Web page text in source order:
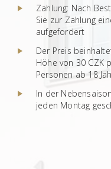
Zahlung: Nach
Sie zur Zahlung
aufgefordert
Der Preis
Höhe von 30 CZK
Personen ab 18
In der
jeden Montag